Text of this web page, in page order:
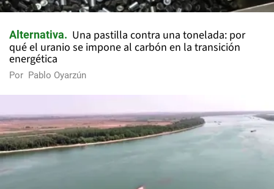
Alternativa
Una pastilla contra una tonelada: por
qué el uranio se impone al carbón en la transición
energética
Por Pablo Oyarzún